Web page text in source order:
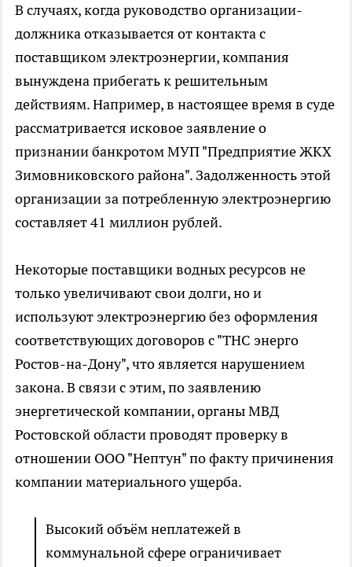
В случаях, когда руководство организации-
должника отказывается от контакта с
поставщиком электроэнергии, компания
вынуждена прибегать к решительным
действиям. Например, в настоящее время в суде
рассматривается исковое заявление о
признании банкротом МУП "Предприятие ЖКХ
Зимовниковского района". Задолженность этой
организации за потребленную электроэнергию
составляет 41 миллион рублей.
Некоторые поставщики водных ресурсов не
только увеличивают свои долги, но и
используют электроэнергию без оформления
соответствующих договоров с "ТНС энерго
Ростов-на-Дону", что является нарушением
закона. В связи с этим, по заявлению
энергетической компании, органы МВД
Ростовской области проводят проверку в
отношении ООО "Нептун" по факту причинения
компании материального ущерба.
Высокий объём неплатежей в
коммунальной сфере ограничивает